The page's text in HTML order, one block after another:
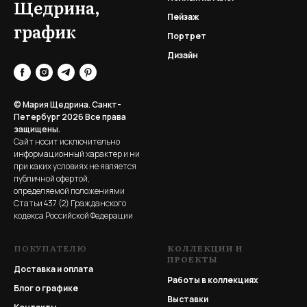
Щедрина,
график
© Мария Щедрина. Санкт-
Петербург 2026Все права
защищены.
Сайт носит исключительно
информационный характер и ни
при каких условиях не является
публичной офертой,
определяемой положениями
Статьи 437 (2) Гражданского
кодекса Российской Федерации
Пейзаж
Портрет
Дизайн
ПОКУПАТЕЛЮ
Доставка и оплата
Блог о графике
КОЛЛЕКЦИИ И
ПРОЕКТЫ
Работы в коллекциях
Выставки